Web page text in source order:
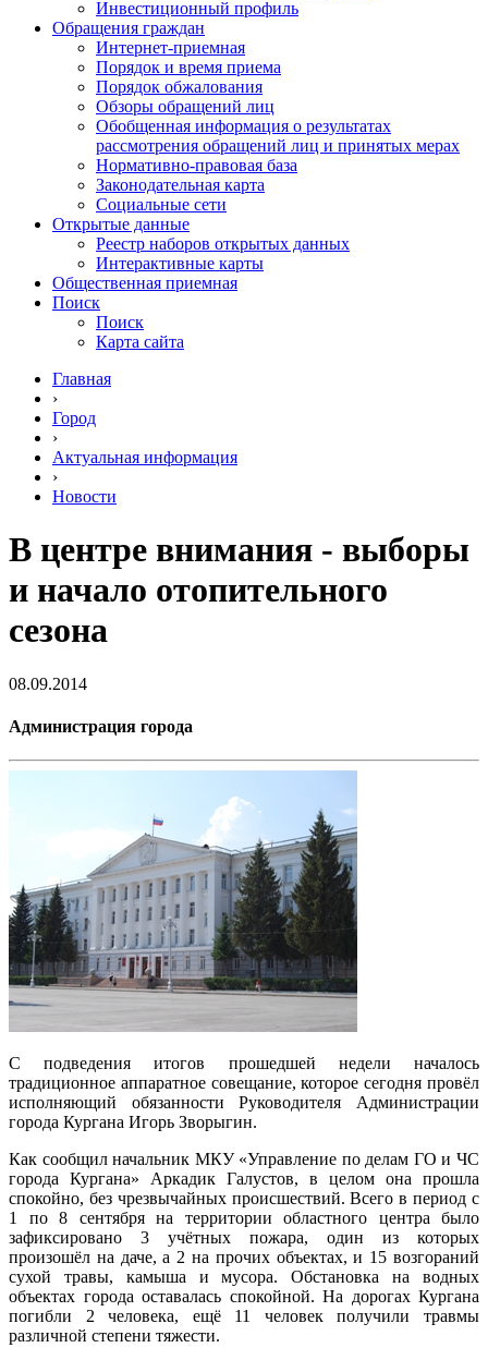
Инвестиционный профиль
Обращения граждан
Интернет-приемная
Порядок и время приема
Порядок обжалования
Обзоры обращений лиц
Обобщенная информация о результатах
рассмотрения обращений лиц и принятых мерах
Нормативно-правовая база
Законодательная карта
Социальные сети
Открытые данные
Реестр наборов открытых данных
Интерактивные карты
Общественная приемная
Поиск
Поиск
Карта сайта
Главная
›
Город
›
Актуальная информация
›
Новости
В центре внимания - выборы
и начало отопительного
сезона
08.09.2014
Администрация города
С подведения итогов прошедшей недели началось
традиционное аппаратное совещание, которое сегодня провёл
исполняющий обязанности Руководителя Администрации
города Кургана Игорь Зворыгин.
Как сообщил начальник МКУ «Управление по делам ГО и ЧС
города Кургана» Аркадик Галустов, в целом она прошла
спокойно, без чрезвычайных происшествий. Всего в период с
1 по 8 сентября на территории областного центра было
зафиксировано 3 учётных пожара, один из которых
произошёл на даче, а 2 на прочих объектах, и 15 возгораний
сухой травы, камыша и мусора. Обстановка на водных
объектах города оставалась спокойной. На дорогах Кургана
погибли 2 человека, ещё 11 человек получили травмы
различной степени тяжести.